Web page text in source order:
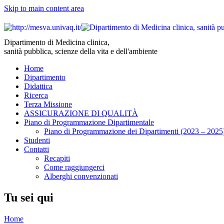
Skip to main content area
Dipartimento di Medicina clinica,
sanità pubblica, scienze della vita e dell'ambiente
Home
Dipartimento
Didattica
Ricerca
Terza Missione
ASSICURAZIONE DI QUALITÀ
Piano di Programmazione Dipartimentale
Piano di Programmazione dei Dipartimenti (2023 –
Studenti
Contatti
Recapiti
Come raggiungerci
Alberghi convenzionati
Tu sei qui
Home